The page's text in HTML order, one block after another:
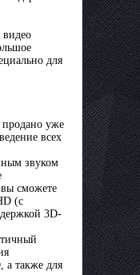
видео
для
уже
всех
звуком
сможете
(с
3D-
а также для